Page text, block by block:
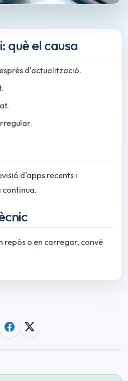
què el causa
d'actualització.
d'apps recents i
repòs o en carregar, convé